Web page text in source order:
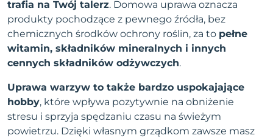
trafia na Twój talerz. Domowa uprawa oznacza
produkty pochodzące z pewnego źródła, bez
chemicznych środków ochrony roślin, za to pełne
witamin, składników mineralnych i innych
cennych składników odżywczych.
Uprawa warzyw to także bardzo uspokajające
hobby, które wpływa pozytywnie na obniżenie
stresu i sprzyja spędzaniu czasu na świeżym
powietrzu. Dzięki własnym grządkom zawsze masz